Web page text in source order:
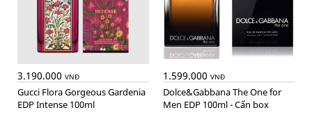
3.190.000 VNĐ
Gucci Flora Gorgeous Gardenia
EDP Intense 100ml
1.599.000 VNĐ
Dolce&Gabbana The One for
Men EDP 100ml - Cấn box